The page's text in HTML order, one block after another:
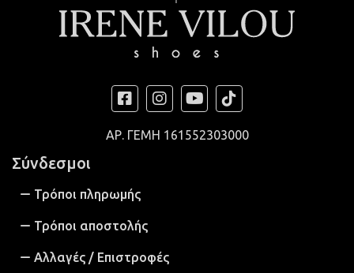
ΑΡ. ΓΕΜΗ 161552303000
Σύνδεσμοι
Τρόποι πληρωμής
Τρόποι αποστολής
Αλλαγές / Επιστροφές